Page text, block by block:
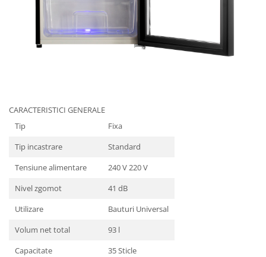
CARACTERISTICI GENERALE
Tip
Fixa
Tip incastrare
Standard
Tensiune alimentare
240 V 220 V
Nivel zgomot
41 dB
Utilizare
Bauturi Universal
Volum net total
93 l
Capacitate
35 Sticle